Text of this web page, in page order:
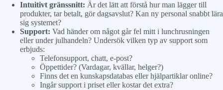
Intuitivt gränssnitt: Är det lätt att förstå hur man lägger till
produkter, tar betalt, gör dagsavslut? Kan ny personal snabbt lära
sig systemet?
Support: Vad händer om något går fel mitt i lunchrusningen
eller under julhandeln? Undersök vilken typ av support som
erbjuds:
Telefonsupport, chatt, e-post?
Öppettider? (Vardagar, kvällar, helger?)
Finns det en kunskapsdatabas eller hjälpartiklar online?
Ingår support i priset eller kostar det extra?